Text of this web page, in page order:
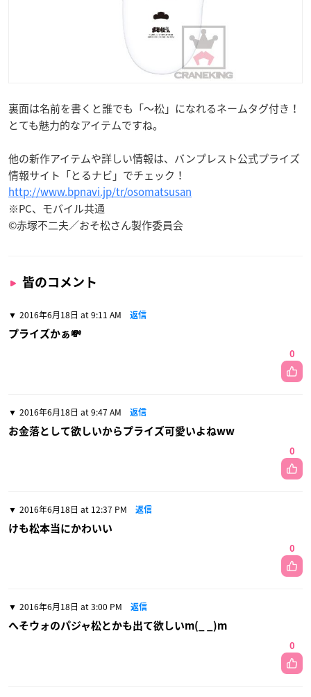
裏面は名前を書くと誰でも「〜松」になれるネームタグ付き！
とても魅力的なアイテムですね。
他の新作アイテムや詳しい情報は、バンプレスト公式プライズ
情報サイト「とるナビ」でチェック！
http://www.bpnavi.jp/tr/osomatsusan
※PC、モバイル共通
©赤塚不二夫／おそ松さん製作委員会
皆のコメント
2016年6月18日 at 9:11 AM 返信
プライズかぁ💸
0
2016年6月18日 at 9:47 AM 返信
お金落として欲しいからプライズ可愛いよねww
0
2016年6月18日 at 12:37 PM 返信
けも松本当にかわいい
0
2016年6月18日 at 3:00 PM 返信
へそウォのパジャ松とかも出て欲しいm(_ _)m
0